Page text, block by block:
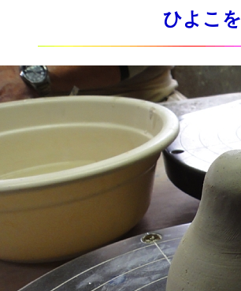
ひよこ